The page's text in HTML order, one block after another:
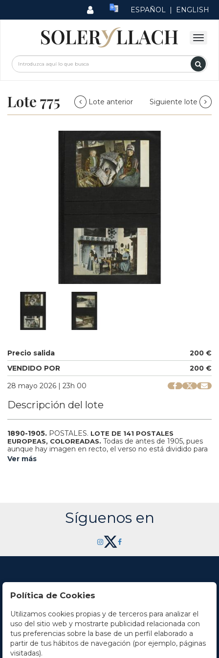
ESPAÑOL | ENGLISH
Lote 775 Lote anterior Siguiente lote
Precio salida
200 €
VENDIDO POR
200 €
28 mayo 2026 | 23h 00
Descripción del lote
1890-1905. POSTALES. LOTE DE 141 POSTALES
EUROPEAS, COLOREADAS. Todas de antes de 1905, pues
aunque hay imagen en recto, el verso no está dividido para
para poner la dirección y el texto separados. Diferentes
Ver más
Síguenos en
Contacto
Horario
La empresa
Política de Cookies
Utilizamos cookies propias y de terceros para analizar el
uso del sitio web y mostrarte publicidad relacionada con
tus preferencias sobre la base de un perfil elaborado a
partir de tus hábitos de navegación (por ejemplo, páginas
visitadas).